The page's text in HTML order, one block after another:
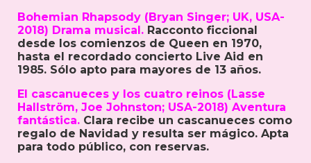
Bohemian Rhapsody (Bryan Singer; UK, USA-
2018) Drama musical. Racconto ficcional
desde los comienzos de Queen en 1970,
hasta el recordado concierto Live Aid en
1985. Sólo apto para mayores de 13 años.
El cascanueces y los cuatro reinos (Lasse
Hallström, Joe Johnston; USA-2018) Aventura
fantástica. Clara recibe un cascanueces como
regalo de Navidad y resulta ser mágico. Apta
para todo público, con reservas.